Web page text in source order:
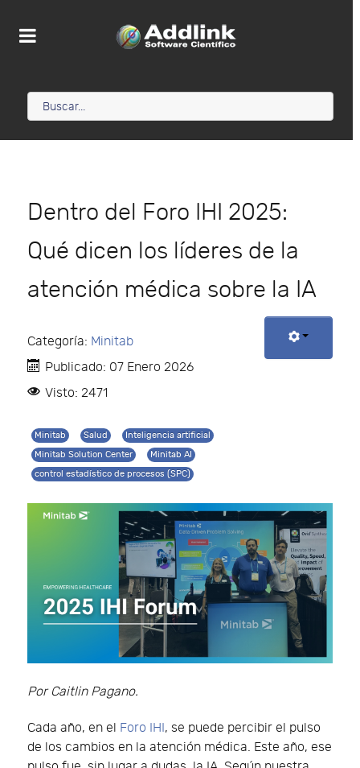
Dentro del Foro IHI 2025:
Qué dicen los líderes de la
atención médica sobre la IA
Categoría: Minitab
Publicado: 07 Enero 2026
Visto: 2471
Minitab Salud
Inteligencia artificial
Minitab Solution Center
Minitab AI
control estadístico de procesos (SPC)
Por Caitlin Pagano.
Cada año, en el Foro IHI, se puede percibir el pulso
de los cambios en la atención médica. Este año, ese